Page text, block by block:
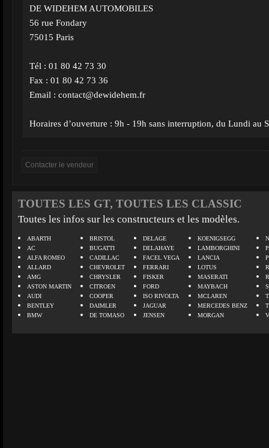
DE WIDEHEM AUTOMOBILES
56 rue Fondary
75015 Paris
Tél : 01 80 42 73 30
Fax : 01 80 42 73 36
Email : contact@dewidehem.fr
Horaires d’ouverture : 9h - 19h sans interruption, du Lundi au
TOUTES LES GT, TOUTES LES CLASSIC
Toutes les infos sur les constructeurs et les modèles.
ABARTH
AC
ALFA ROMEO
ALLARD
AMG
ASTON MARTIN
AUDI
BENTLEY
BMW
BRISTOL
BUGATTI
CADILLAC
CHEVROLET
CHRYSLER
CITROEN
COOPER
DAIMLER
DE TOMASO
DELAGE
DELAHAYE
FACEL VEGA
FERRARI
FISKER
FORD
ISO RIVOLTA
JAGUAR
JENSEN
KOENIGSEGG
LAMBORGHINI
LANCIA
LOTUS
MASERATI
MAYBACH
MCLAREN
MERCEDES BENZ
MORGAN